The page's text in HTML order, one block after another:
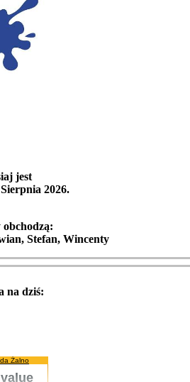
jest
2026.
Stefan, Wincenty
na dziś:
Żalno